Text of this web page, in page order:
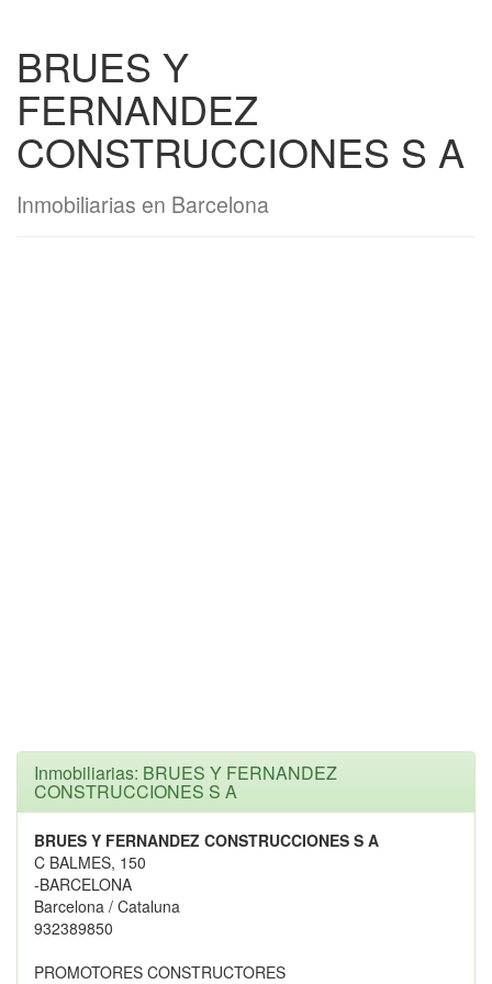
BRUES Y
FERNANDEZ
CONSTRUCCIONES S A
Inmobiliarias en Barcelona
Inmobiliarias: BRUES Y FERNANDEZ
CONSTRUCCIONES S A
BRUES Y FERNANDEZ CONSTRUCCIONES S A
C BALMES, 150
-BARCELONA
Barcelona / Cataluna
932389850
PROMOTORES CONSTRUCTORES